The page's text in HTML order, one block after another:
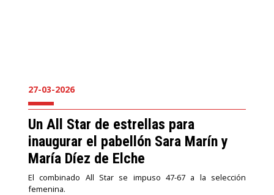
27-03-2026
Un All Star de estrellas para
inaugurar el pabellón Sara Marín y
María Díez de Elche
El combinado All Star se impuso 47-67 a la selección
femenina.